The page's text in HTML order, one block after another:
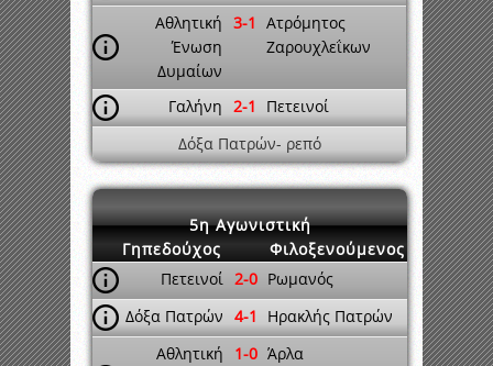
Αθλητική
Ένωση
Δυμαίων
3-1 Ατρόμητος
Ζαρουχλεΐκων
Γαλήνη 2-1
Πετεινοί
Δόξα Πατρών- ρεπό
5η Αγωνιστική
Γηπεδούχος
Φιλοξενούμενος
Πετεινοί 2-0 Ρωμανός
Δόξα Πατρών 4-1
Ηρακλής Πατρών
Αθλητική
1-0 Άρλα